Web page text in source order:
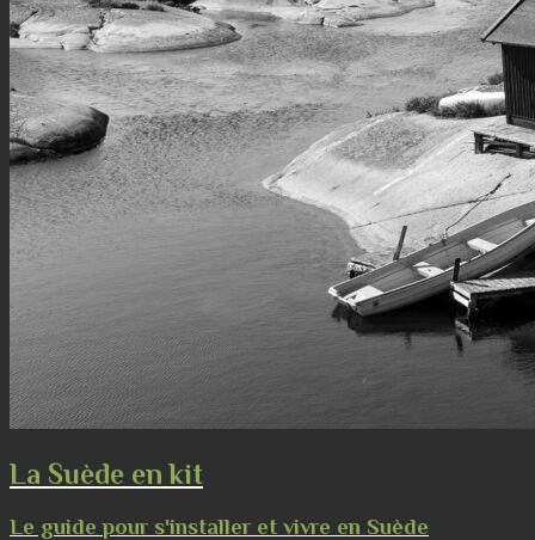
La Suède en kit
Le guide pour s'installer et vivre en Suède